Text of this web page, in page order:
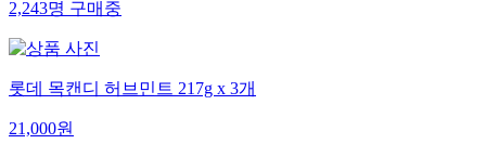
2,243명구매중
롯데 목캔디 허브민트 217g x 3개
21,000원